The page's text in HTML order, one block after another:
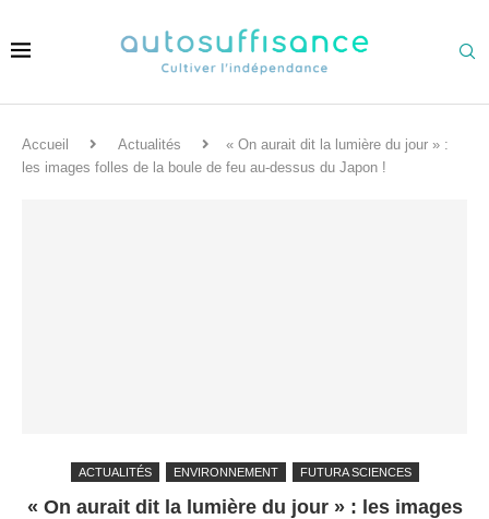
Accueil Actualités
« On aurait dit la lumière du jour » :
les images folles de la boule de feu au-dessus du Japon !
ACTUALITÉS ENVIRONNEMENT FUTURA SCIENCES
« On aurait dit la lumière du jour » : les images